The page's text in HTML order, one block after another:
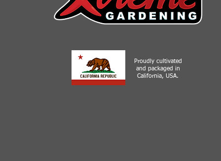
Proudly cultivated
and packaged in
California, USA.